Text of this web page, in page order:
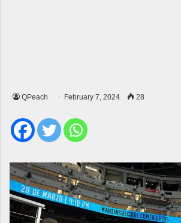
QPeach February 7, 2024 28